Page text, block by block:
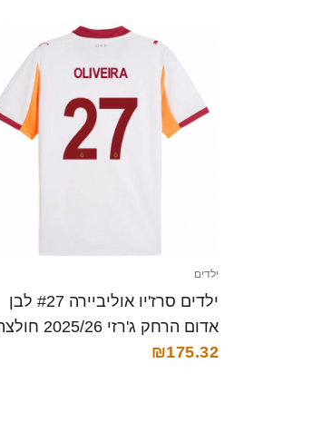
ילדים
ילדים סרז'יו אוליביירה #27 לבן
אדום הרחק ג'רזי 2025/26
קצרה
₪175.32